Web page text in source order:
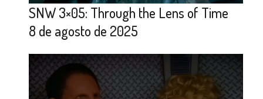
SNW 3×05: Through the Lens of Time
8 de agosto de 2025